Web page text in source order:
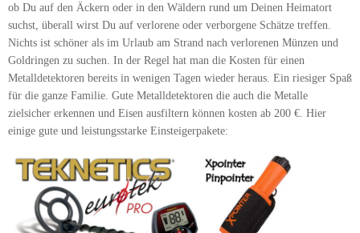
ob Du auf den Äckern oder in den Wäldern rund um Deinen Heimatort
suchst, überall wirst Du auf verlorene oder verborgene Schätze treffen.
Nichts ist schöner als im Urlaub am Strand nach verlorenen Münzen und
Goldringen zu suchen. In der Regel hat man die Kosten für einen
Metalldetektoren bereits in wenigen Tagen wieder heraus. Ein riesiger Spaß
für die ganze Familie. Gute Metalldetektoren die auch die Metalle
zielsicher erkennen und Eisen ausfiltern können kosten ab 200 €. Hier
einige gute und leistungsstarke Einsteigerpakete: